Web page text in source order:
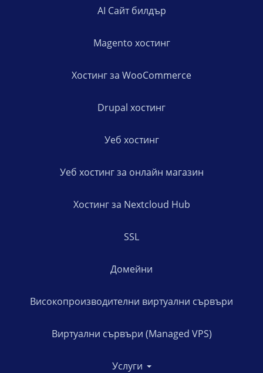
AI Сайт билдър
Magento хостинг
Хостинг за WooCommerce
Drupal хостинг
Уеб хостинг
Уеб хостинг за онлайн магазин
Хостинг за Nextcloud Hub
SSL
Домейни
Високопроизводителни виртуални сървъри
Виртуални сървъри (Managed VPS)
Услуги